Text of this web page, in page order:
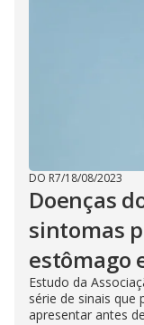
DO R7/18/08/2023
Doenças
sintomas
estômago
Estudo da
série de sinais que
apresentar antes